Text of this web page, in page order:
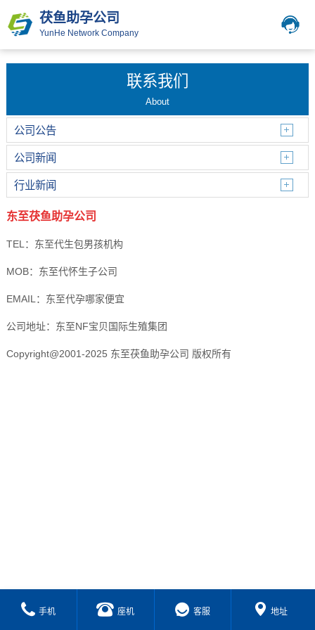
茯鱼助孕公司
YunHe Network Company
联系我们
About
公司公告
公司新闻
行业新闻
东至茯鱼助孕公司
TEL：东至代生包男孩机构
MOB：东至代怀生子公司
EMAIL：东至代孕哪家便宜
公司地址：东至NF宝贝国际生殖集团
Copyright@2001-2025 东至茯鱼助孕公司 版权所有
手机 座机 客服 地址